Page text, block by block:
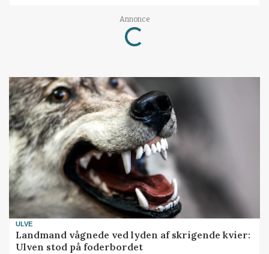
Annonce
Loading...
ULVE
Landmand vågnede ved lyden af skrigende kvier:
Ulven stod på foderbordet